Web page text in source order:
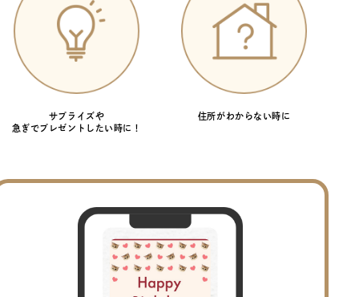
サプライズや
急ぎでプレゼントしたい時に！
住所がわからない時に